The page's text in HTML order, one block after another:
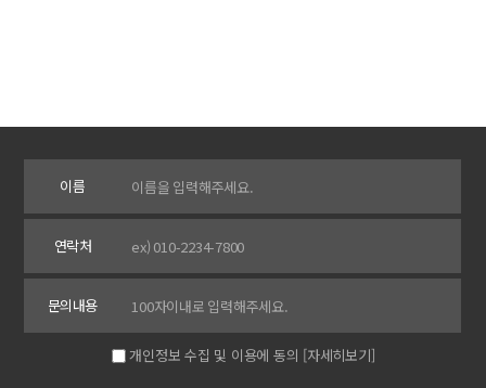
이름
연락처
문의내용
개인정보 수집 및 이용에 동의 [자세히보기]